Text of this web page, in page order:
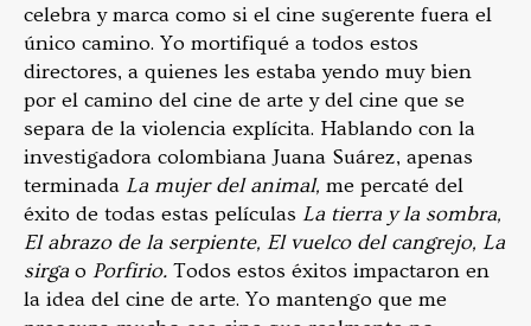
celebra y marca como si el cine sugerente fuera el
único camino. Yo mortifiqué a todos estos
directores, a quienes les estaba yendo muy bien
por el camino del cine de arte y del cine que se
separa de la violencia explícita. Hablando con la
investigadora colombiana Juana Suárez, apenas
terminada La mujer del animal, me percaté del
éxito de todas estas películas La tierra y la sombra,
El abrazo de la serpiente, El vuelco del cangrejo, La
sirga o Porfirio. Todos estos éxitos impactaron en
la idea del cine de arte. Yo mantengo que me